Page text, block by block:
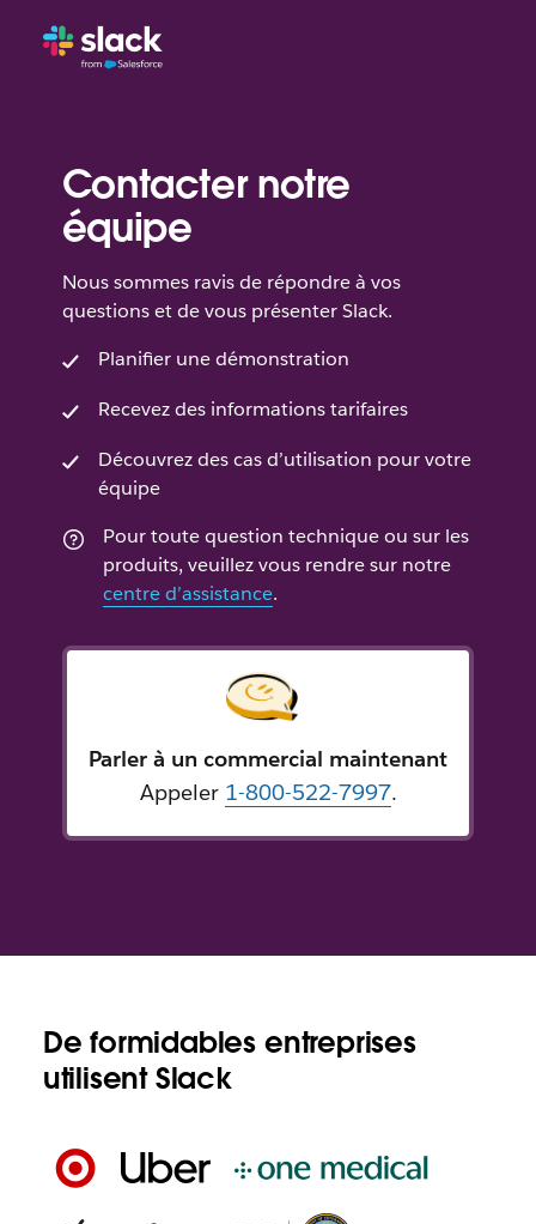
Contacter notre
équipe
Nous sommes ravis de répondre à vos
questions et de vous présenter Slack.
Planifier une démonstration
Recevez des informations tarifaires
Découvrez des cas d’utilisation pour votre
équipe
Pour toute question technique ou sur les
produits, veuillez vous rendre sur notre
centre d’assistance.
Parler à un commercial maintenant
Appeler 1-800-522-7997.
De formidables entreprises
utilisent Slack